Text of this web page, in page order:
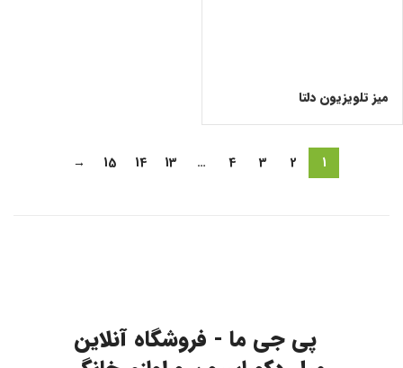
میز تلویزیون دلتا
1
2
3
4
…
13
14
15
→
پی جی ما - فروشگاه آنلاین